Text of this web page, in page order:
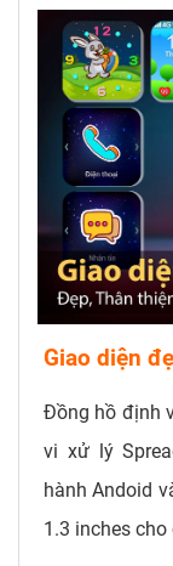
Giao diện
Đồng hồ định
vi xử lý
hành Andoid
1.3 inches